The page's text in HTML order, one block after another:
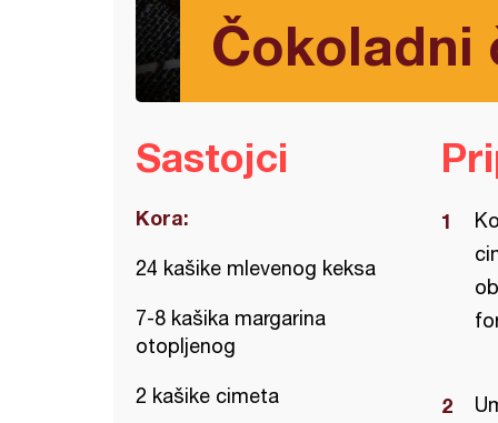
Čokoladni
Sastojci
Kora:
24 kašike mlevenog keksa
7-8 kašika margarina
otopljenog
2 kašike cimeta